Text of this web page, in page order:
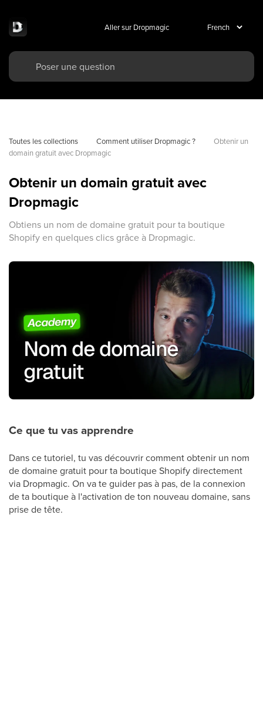
Aller sur Dropmagic
Toutes les collections Comment utiliser Dropmagic ?
Obtenir un
domain gratuit avec Dropmagic
Obtenir un domain gratuit avec
Dropmagic
Obtiens un nom de domaine gratuit pour ta boutique
Shopify en quelques clics grâce à Dropmagic.
Ce que tu vas apprendre
Dans ce tutoriel, tu vas découvrir comment obtenir un nom
de domaine gratuit pour ta boutique Shopify directement
via Dropmagic. On va te guider pas à pas, de la connexion
de ta boutique à l'activation de ton nouveau domaine, sans
prise de tête.